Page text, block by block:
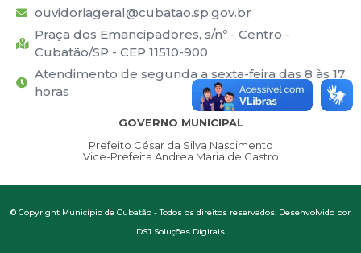
ouvidoriageral@cubatao.sp.gov.br
Praça dos Emancipadores, s/nº - Centro -
Cubatão/SP - CEP 11510-900
Atendimento de segunda a sexta-feira das 8 às 17
horas
GOVERNO MUNICIPAL
Prefeito César da Silva Nascimento
Vice-Prefeita Andrea Maria de Castro
© Copyright Município de Cubatão - Todos os direitos reservados. Desenvolvido por
DSJ Soluções Digitais